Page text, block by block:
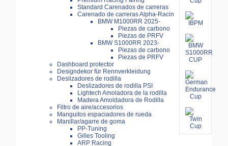
Standard Carenados de carreras
Carenado de carreras Alpha-Racin
BMW M1000RR 2025-
Piezas de carbono
Piezas de PRFV
BMW S1000RR 2023-
Piezas de carbono
Piezas de PRFV
Dashboard protector
Designdekor für Rennverkleidung
Deslizadores de rodilla
Deslizadores de rodilla PSI
Lightech Amoladora de la rodilla
Madera Amoldadora de Rodilla
Filtro de aire/accesorios
Manguitos espaciadores de rueda
Manillar/agarre de goma
PP-Tuning
Gilles Tooling
ARP Racing